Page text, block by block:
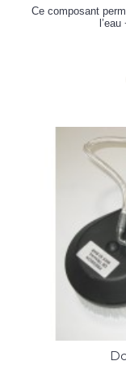
Ce composant